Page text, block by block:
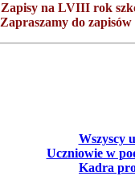
Zapisy na LVIII rok
Zapraszamy do
Wszyscy
Uczniowie w
Kadra